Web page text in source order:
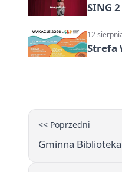
SING
12
Strefa
<< Poprzedni
Gminna